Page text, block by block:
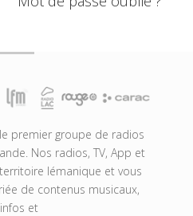
premier groupe de radios
Nos radios, TV, App et
lémanique et vous
de contenus musicaux,
et